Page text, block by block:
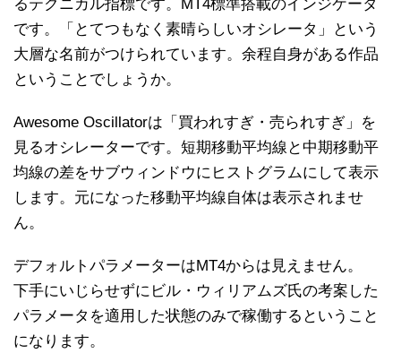
るテクニカル指標です。MT4標準搭載のインジケータ
です。「とてつもなく素晴らしいオシレータ」という
大層な名前がつけられています。余程自身がある作品
ということでしょうか。
Awesome Oscillatorは「買われすぎ・売られすぎ」を
見るオシレーターです。短期移動平均線と中期移動平
均線の差をサブウィンドウにヒストグラムにして表示
します。元になった移動平均線自体は表示されませ
ん。
デフォルトパラメーターはMT4からは見えません。
下手にいじらせずにビル・ウィリアムズ氏の考案した
パラメータを適用した状態のみで稼働するということ
になります。